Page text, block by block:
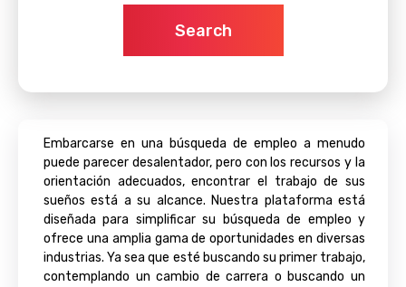
Search
Embarcarse en una búsqueda de empleo a menudo
puede parecer desalentador, pero con los recursos y la
orientación adecuados, encontrar el trabajo de sus
sueños está a su alcance. Nuestra plataforma está
diseñada para simplificar su búsqueda de empleo y
ofrece una amplia gama de oportunidades en diversas
industrias. Ya sea que esté buscando su primer trabajo,
contemplando un cambio de carrera o buscando un